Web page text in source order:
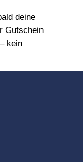
deine
Gutschein
kein